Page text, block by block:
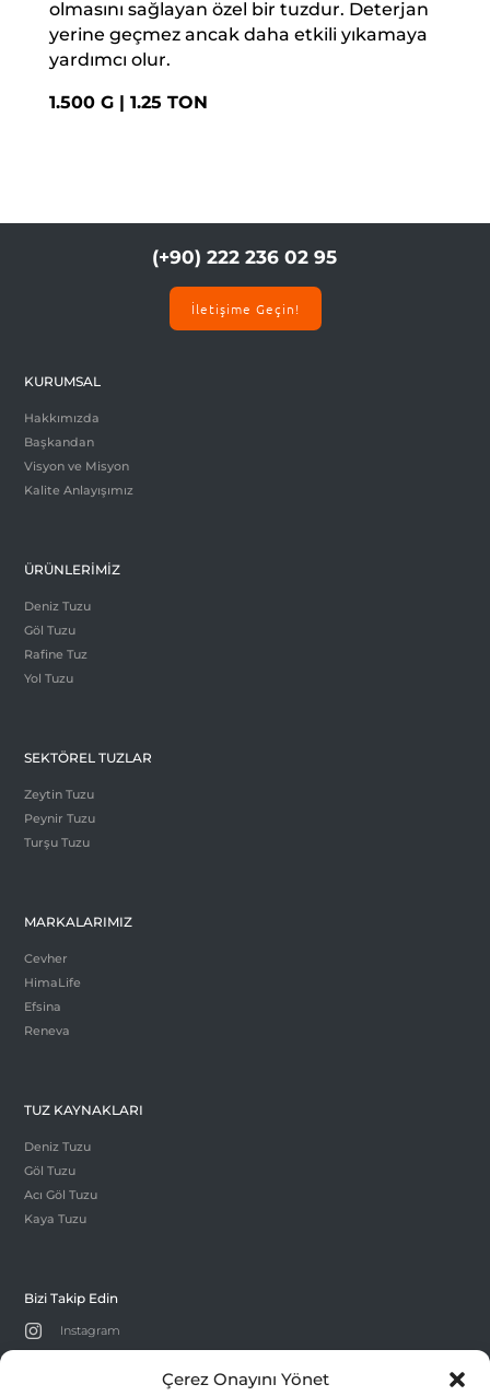
Çerez Onayını Yönet
olmasını sağlayan özel bir tuzdur. Deterjan
yerine geçmez ancak daha etkili yıkamaya
yardımcı olur.
1.500 G | 1.25 TON
(+90) 222 236 02 95
İletişime Geçin!
KURUMSAL
Hakkımızda
Başkandan
Visyon ve Misyon
Kalite Anlayışımız
ÜRÜNLERİMİZ
Deniz Tuzu
Göl Tuzu
Rafine Tuz
Yol Tuzu
SEKTÖREL TUZLAR
Zeytin Tuzu
Peynir Tuzu
Turşu Tuzu
MARKALARIMIZ
Cevher
HimaLife
Efsina
Reneva
TUZ KAYNAKLARI
Deniz Tuzu
Göl Tuzu
Acı Göl Tuzu
Kaya Tuzu
Bizi Takip Edin

Instagram